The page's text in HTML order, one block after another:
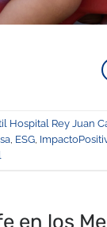
Hospital Rey Juan
, ESG,
en los